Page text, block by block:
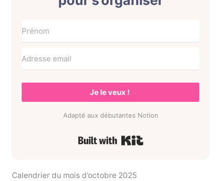
Je le veux !
Adapté aux débutantes Notion
Calendrier du mois d’octobre 2025